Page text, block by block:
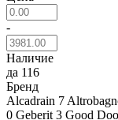
-
Наличие
да 116
Бренд
Alcadrain 7
0 Geberit 3 Good